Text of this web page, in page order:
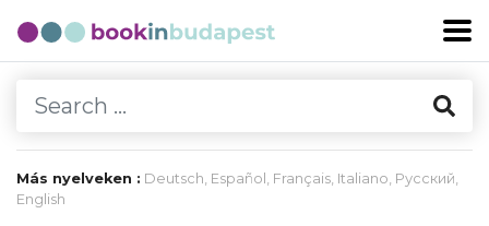
Más nyelveken : Deutsch, Español , Français, Italiano, Русский,
English